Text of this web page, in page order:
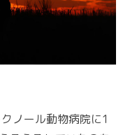
ノール動物病院に1